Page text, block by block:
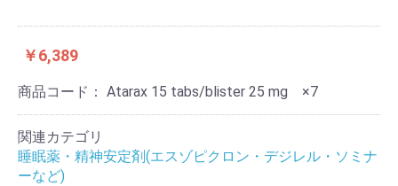
￥6,389
商品コード： Atarax 15 tabs/blister 25 mg ×7
関連カテゴリ
睡眠薬・精神安定剤(エスゾピクロン・デジレル・ソミナ
ーなど)